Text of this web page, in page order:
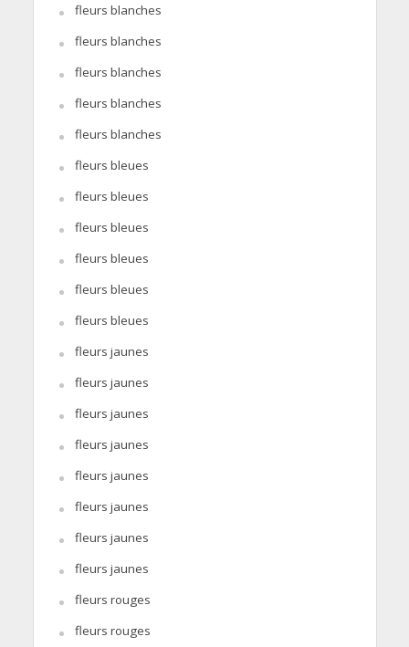
fleurs blanches
fleurs blanches
fleurs blanches
fleurs blanches
fleurs blanches
fleurs bleues
fleurs bleues
fleurs bleues
fleurs bleues
fleurs bleues
fleurs bleues
fleurs jaunes
fleurs jaunes
fleurs jaunes
fleurs jaunes
fleurs jaunes
fleurs jaunes
fleurs jaunes
fleurs jaunes
fleurs rouges
fleurs rouges